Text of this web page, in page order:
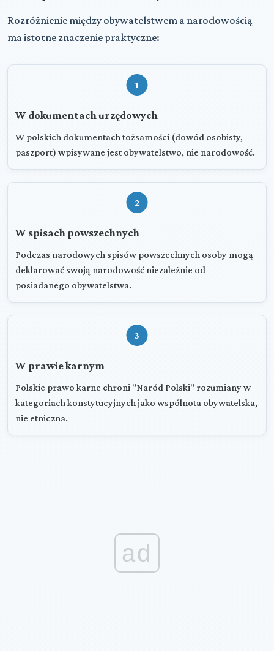
Rozróżnienie między obywatelstwem a narodowością
ma istotne znaczenie praktyczne:
1
W dokumentach urzędowych
W polskich dokumentach tożsamości (dowód osobisty,
paszport) wpisywane jest obywatelstwo, nie narodowość.
2
W spisach powszechnych
Podczas narodowych spisów powszechnych osoby mogą
deklarować swoją narodowość niezależnie od
posiadanego obywatelstwa.
3
W prawie karnym
Polskie prawo karne chroni "Naród Polski" rozumiany w
kategoriach konstytucyjnych jako wspólnota obywatelska,
nie etniczna.
ad